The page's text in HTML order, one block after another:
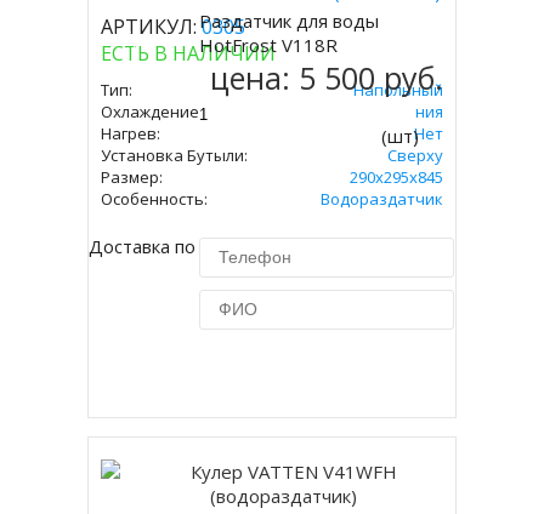
АРТИКУЛ:0305
ЕСТЬ В НАЛИЧИИ
Тип:
Напольный
Охлаждение:
Без Охлаждения
Нагрев:
Нет
Установка Бутыли:
Сверху
Размер:
290х295х845
Особенность:
Водораздатчик
Доставка по Москве 450 руб.
Купить
Раздатчик для воды
HotFrost V118R
цена: 5 500 руб.
(шт)